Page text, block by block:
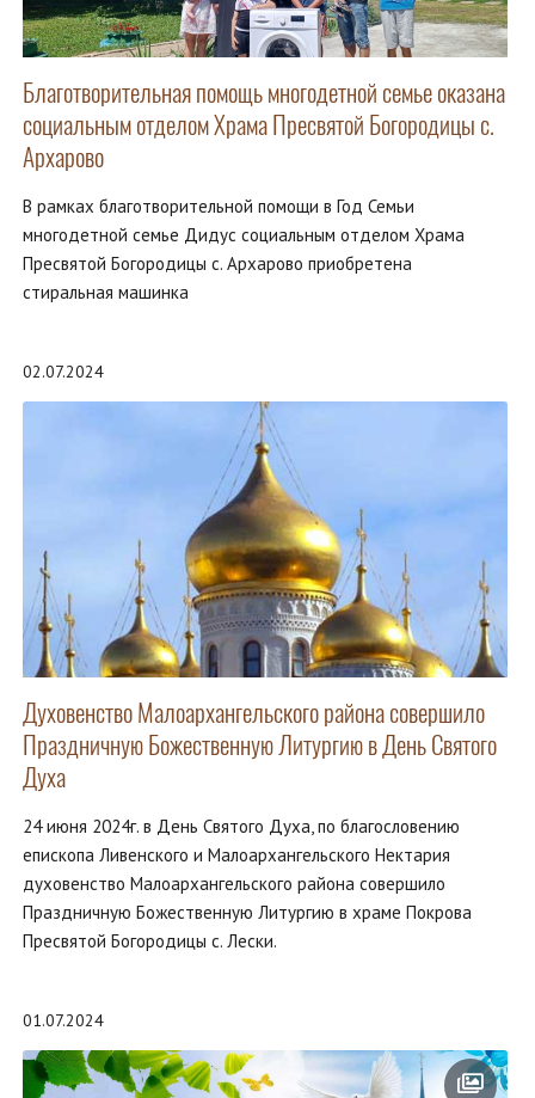
Благотворительная помощь многодетной семье оказана
социальным отделом Храма Пресвятой Богородицы с.
Архарово
В рамках благотворительной помощи в Год Семьи
многодетной семье Дидус социальным отделом Храма
Пресвятой Богородицы с. Архарово приобретена
стиральная машинка
02.07.2024
Духовенство Малоархангельского района совершило
Праздничную Божественную Литургию в День Святого
Духа
24 июня 2024г. в День Святого Духа, по благословению
епископа Ливенского и Малоархангельского Нектария
духовенство Малоархангельского района совершило
Праздничную Божественную Литургию в храме Покрова
Пресвятой Богородицы с. Лески.
01.07.2024